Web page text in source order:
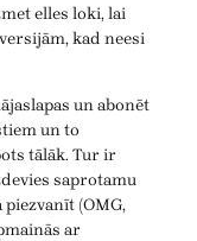
elles loki, lai
kad neesi
un abonēt
un to
tālāk. Tur ir
saprotamu
(OMG,
ar